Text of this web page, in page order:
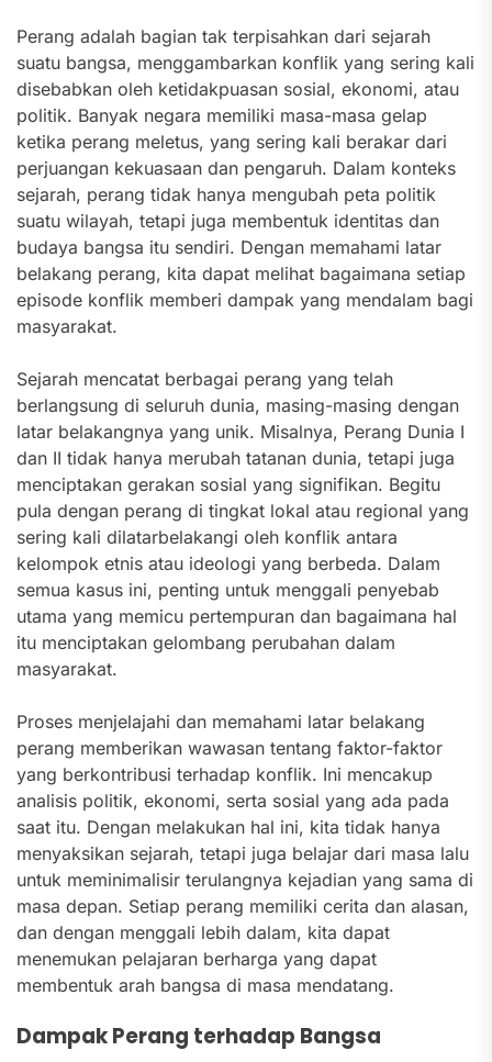
Perang adalah bagian tak terpisahkan dari sejarah
suatu bangsa, menggambarkan konflik yang sering kali
disebabkan oleh ketidakpuasan sosial, ekonomi, atau
politik. Banyak negara memiliki masa-masa gelap
ketika perang meletus, yang sering kali berakar dari
perjuangan kekuasaan dan pengaruh. Dalam konteks
sejarah, perang tidak hanya mengubah peta politik
suatu wilayah, tetapi juga membentuk identitas dan
budaya bangsa itu sendiri. Dengan memahami latar
belakang perang, kita dapat melihat bagaimana setiap
episode konflik memberi dampak yang mendalam bagi
masyarakat.
Sejarah mencatat berbagai perang yang telah
berlangsung di seluruh dunia, masing-masing dengan
latar belakangnya yang unik. Misalnya, Perang Dunia I
dan II tidak hanya merubah tatanan dunia, tetapi juga
menciptakan gerakan sosial yang signifikan. Begitu
pula dengan perang di tingkat lokal atau regional yang
sering kali dilatarbelakangi oleh konflik antara
kelompok etnis atau ideologi yang berbeda. Dalam
semua kasus ini, penting untuk menggali penyebab
utama yang memicu pertempuran dan bagaimana hal
itu menciptakan gelombang perubahan dalam
masyarakat.
Proses menjelajahi dan memahami latar belakang
perang memberikan wawasan tentang faktor-faktor
yang berkontribusi terhadap konflik. Ini mencakup
analisis politik, ekonomi, serta sosial yang ada pada
saat itu. Dengan melakukan hal ini, kita tidak hanya
menyaksikan sejarah, tetapi juga belajar dari masa lalu
untuk meminimalisir terulangnya kejadian yang sama di
masa depan. Setiap perang memiliki cerita dan alasan,
dan dengan menggali lebih dalam, kita dapat
menemukan pelajaran berharga yang dapat
membentuk arah bangsa di masa mendatang.
Dampak Perang terhadap Bangsa